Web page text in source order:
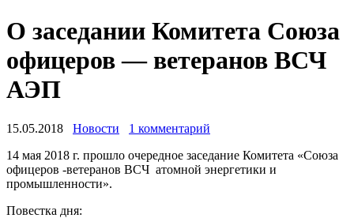
О заседании Комитета Союза
офицеров — ветеранов ВСЧ
АЭП
15.05.2018 Новости
1 комментарий
14 мая 2018 г. прошло очередное заседание Комитета «Союза
офицеров -ветеранов ВСЧ атомной энергетики и
промышленности».
Повестка дня: